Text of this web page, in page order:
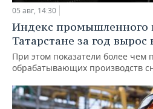
05 авг, 14:30
Индекс промышленного
Татарстане за год вырос
При этом показатели более чем
обрабатывающих производств